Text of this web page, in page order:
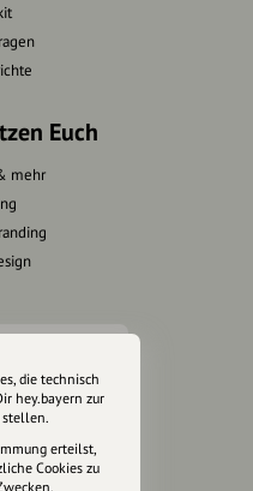
Euch
mehr
Plattform
Projekt von
und
die technisch
hey.bayern zur
stellen.
erteilst,
Cookies zu